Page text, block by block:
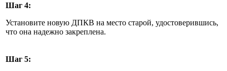
Шаг 4:
Установите новую ДПКВ на место старой, удостоверившись,
что она надежно закреплена.
Шаг 5: